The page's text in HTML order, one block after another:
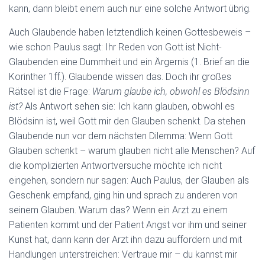
kann, dann bleibt einem auch nur eine solche Antwort übrig.
Auch Glaubende haben letztendlich keinen Gottesbeweis –
wie schon Paulus sagt: Ihr Reden von Gott ist Nicht-
Glaubenden eine Dummheit und ein Ärgernis (1. Brief an die
Korinther 1ff.). Glaubende wissen das. Doch ihr großes
Rätsel ist die Frage: Warum glaube ich, obwohl es Blödsinn
ist? Als Antwort sehen sie: Ich kann glauben, obwohl es
Blödsinn ist, weil Gott mir den Glauben schenkt. Da stehen
Glaubende nun vor dem nächsten Dilemma: Wenn Gott
Glauben schenkt – warum glauben nicht alle Menschen? Auf
die komplizierten Antwortversuche möchte ich nicht
eingehen, sondern nur sagen: Auch Paulus, der Glauben als
Geschenk empfand, ging hin und sprach zu anderen von
seinem Glauben. Warum das? Wenn ein Arzt zu einem
Patienten kommt und der Patient Angst vor ihm und seiner
Kunst hat, dann kann der Arzt ihn dazu auffordern und mit
Handlungen unterstreichen: Vertraue mir – du kannst mir